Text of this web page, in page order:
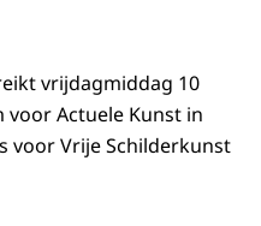
vrijdagmiddag 10
Actuele Kunst in
voor Vrije Schilderkunst